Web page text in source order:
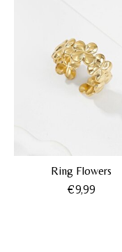
Ring Flowers
€9,99